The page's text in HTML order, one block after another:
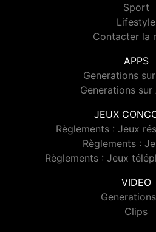
Sport
Lifestyle
Contacter la
APPS
Generations
Generations
JEUX
Règlements : Jeux
Règlements :
Règlements : Jeux
VIDEO
Clips